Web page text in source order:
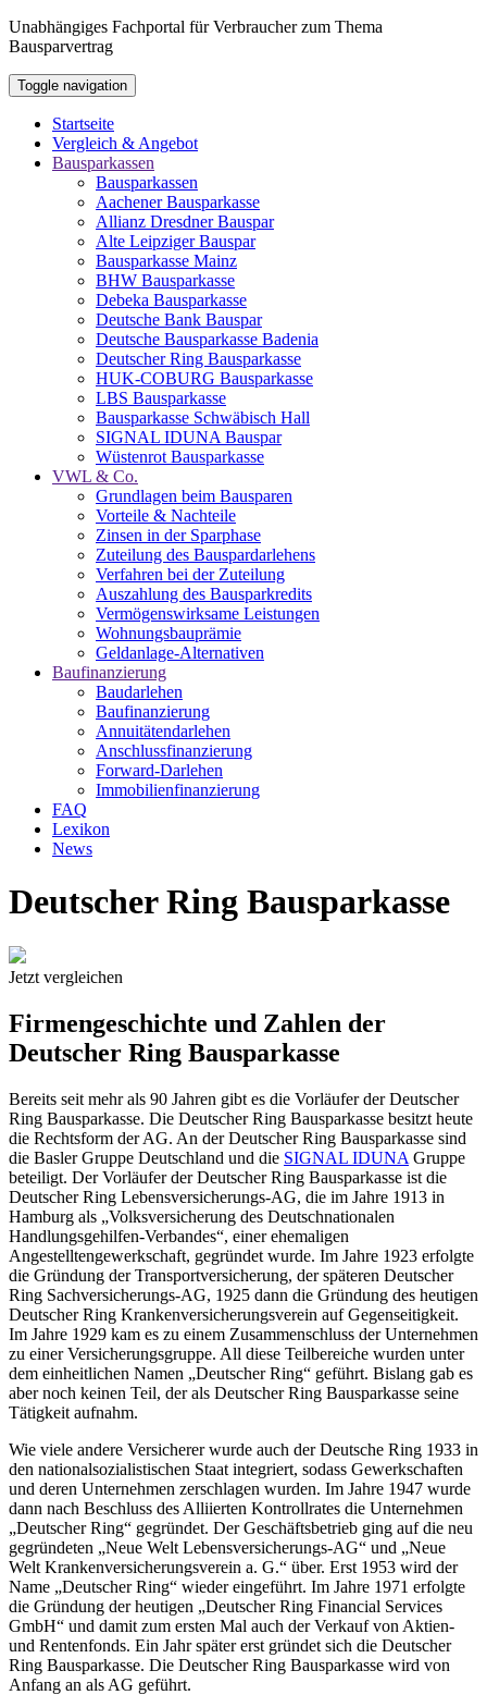
Unabhängiges Fachportal für Verbraucher zum Thema
Bausparvertrag
Toggle navigation
Startseite
Vergleich & Angebot
Bausparkassen
Bausparkassen
Aachener Bausparkasse
Allianz Dresdner Bauspar
Alte Leipziger Bauspar
Bausparkasse Mainz
BHW Bausparkasse
Debeka Bausparkasse
Deutsche Bank Bauspar
Deutsche Bausparkasse Badenia
Deutscher Ring Bausparkasse
HUK-COBURG Bausparkasse
LBS Bausparkasse
Bausparkasse Schwäbisch Hall
SIGNAL IDUNA Bauspar
Wüstenrot Bausparkasse
VWL & Co.
Grundlagen beim Bausparen
Vorteile & Nachteile
Zinsen in der Sparphase
Zuteilung des Bauspardarlehens
Verfahren bei der Zuteilung
Auszahlung des Bausparkredits
Vermögenswirksame Leistungen
Wohnungsbauprämie
Geldanlage-Alternativen
Baufinanzierung
Baudarlehen
Baufinanzierung
Annuitätendarlehen
Anschlussfinanzierung
Forward-Darlehen
Immobilienfinanzierung
FAQ
Lexikon
News
Deutscher Ring Bausparkasse
Jetzt vergleichen
Firmengeschichte und Zahlen der
Deutscher Ring Bausparkasse
Bereits seit mehr als 90 Jahren gibt es die Vorläufer der Deutscher
Ring Bausparkasse. Die Deutscher Ring Bausparkasse besitzt heute
die Rechtsform der AG. An der Deutscher Ring Bausparkasse sind
die Basler Gruppe Deutschland und die SIGNAL IDUNA Gruppe
beteiligt. Der Vorläufer der Deutscher Ring Bausparkasse ist die
Deutscher Ring Lebensversicherungs-AG, die im Jahre 1913 in
Hamburg als „Volksversicherung des Deutschnationalen
Handlungsgehilfen-Verbandes“, einer ehemaligen
Angestelltengewerkschaft, gegründet wurde. Im Jahre 1923 erfolgte
die Gründung der Transportversicherung, der späteren Deutscher
Ring Sachversicherungs-AG, 1925 dann die Gründung des heutigen
Deutscher Ring Krankenversicherungsverein auf Gegenseitigkeit.
Im Jahre 1929 kam es zu einem Zusammenschluss der Unternehmen
zu einer Versicherungsgruppe. All diese Teilbereiche wurden unter
dem einheitlichen Namen „Deutscher Ring“ geführt. Bislang gab es
aber noch keinen Teil, der als Deutscher Ring Bausparkasse seine
Tätigkeit aufnahm.
Wie viele andere Versicherer wurde auch der Deutsche Ring 1933 in
den nationalsozialistischen Staat integriert, sodass Gewerkschaften
und deren Unternehmen zerschlagen wurden. Im Jahre 1947 wurde
dann nach Beschluss des Alliierten Kontrollrates die Unternehmen
„Deutscher Ring“ gegründet. Der Geschäftsbetrieb ging auf die neu
gegründeten „Neue Welt Lebensversicherungs-AG“ und „Neue
Welt Krankenversicherungsverein a. G.“ über. Erst 1953 wird der
Name „Deutscher Ring“ wieder eingeführt. Im Jahre 1971 erfolgte
die Gründung der heutigen „Deutscher Ring Financial Services
GmbH“ und damit zum ersten Mal auch der Verkauf von Aktien-
und Rentenfonds. Ein Jahr später erst gründet sich die Deutscher
Ring Bausparkasse. Die Deutscher Ring Bausparkasse wird von
Anfang an als AG geführt.